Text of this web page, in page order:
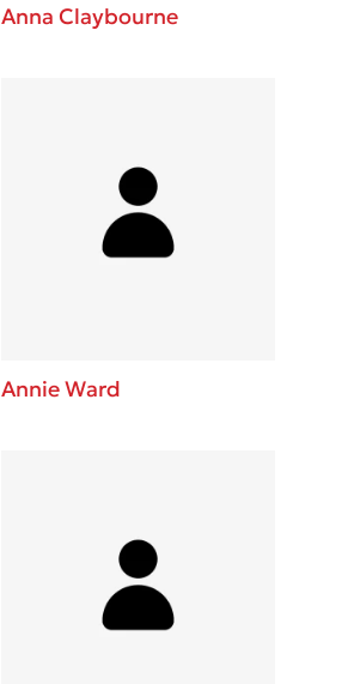
Anna Claybourne
Annie Ward